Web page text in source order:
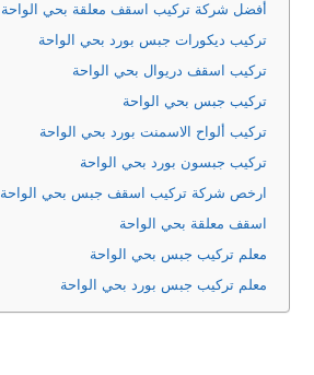
أفضل شركة تركيب اسقف معلقة بحي الواحة
تركيب ديكورات جبس بورد بحي الواحة
تركيب اسقف دريوال بحي الواحة
تركيب جبس بحي الواحة
تركيب ألواح الاسمنت بورد بحي الواحة
تركيب جبسون بورد بحي الواحة
ارخص شركة تركيب اسقف جبس بحي الواحة
اسقف معلقة بحي الواحة
معلم تركيب جبس بحي الواحة
معلم تركيب جبس بورد بحي الواحة